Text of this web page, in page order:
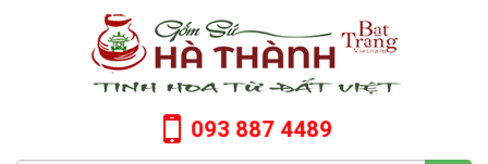
093 887 4489